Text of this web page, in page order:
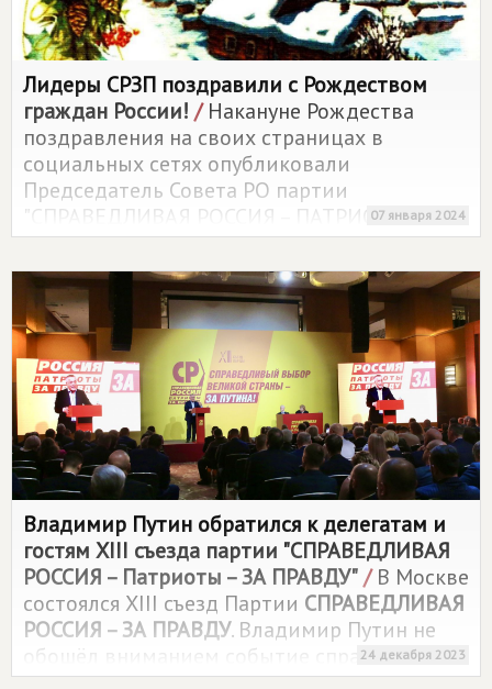
Лидеры СРЗП поздравили с Рождеством
граждан России! /Накануне Рождества
поздравления на своих страницах в
социальных сетях опубликовали
Председатель Совета РО партии
"СПРАВЕДЛИВАЯ РОССИЯ – ПАТРИОТЫ – ЗА
ПРАВДУ" в Республике Северная Осетия –
Алания Арсен Фадзаев и Председатель
партии СРЗП Сергей Миронов.
07 января 2024
Владимир Путин обратился к делегатам и
гостям XIII съезда партии "СПРАВЕДЛИВАЯ
РОССИЯ – Патриоты – ЗА ПРАВДУ"/В Москве
состоялся XIII съезд Партии СПРАВЕДЛИВАЯ
РОССИЯ – ЗА ПРАВДУ. Владимир Путин не
обошёл вниманием событие справороссов,
которые выдвинули его кандидатуру на
24 декабря 2023